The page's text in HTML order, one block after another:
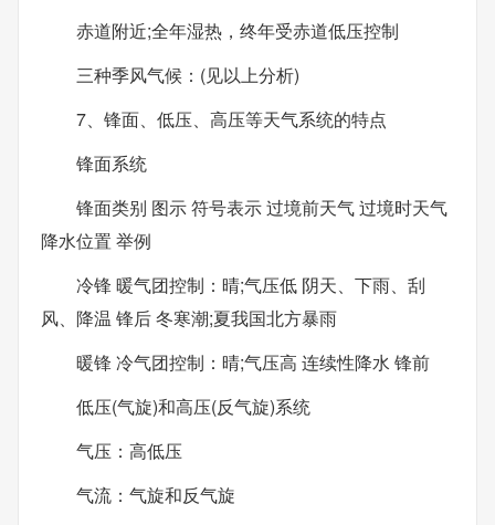
赤道附近;全年湿热，终年受赤道低压控制
三种季风气候：(见以上分析)
7、锋面、低压、高压等天气系统的特点
锋面系统
锋面类别 图示 符号表示 过境前天气 过境时天气
降水位置 举例
冷锋 暖气团控制：晴;气压低 阴天、下雨、刮
风、降温 锋后 冬寒潮;夏我国北方暴雨
暖锋 冷气团控制：晴;气压高 连续性降水 锋前
低压(气旋)和高压(反气旋)系统
气压：高低压
气流：气旋和反气旋